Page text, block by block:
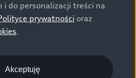
odzysku i recyklingu wymagania
22628 i są zgodne z
homologacji wydanymi wg
zapewnienia wszystkim
marki Volkswagen sieci
i do personalizacji treści na
prywatności oraz
.
Akceptuję